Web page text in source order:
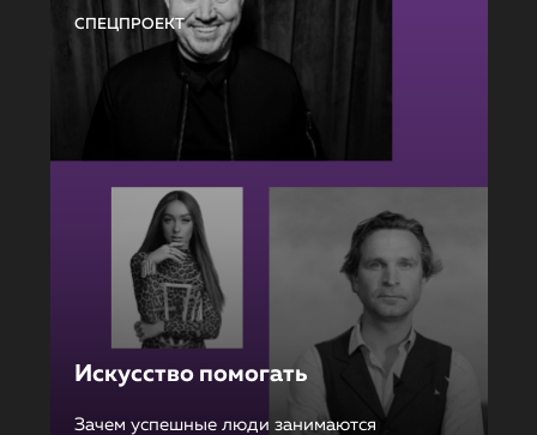
СПЕЦПРОЕКТ
Искусство помогать
Зачем успешные люди занимаются